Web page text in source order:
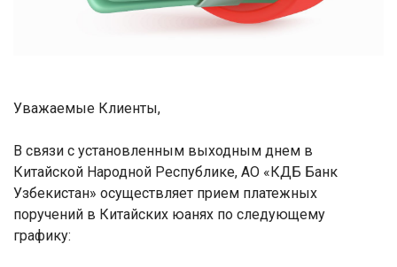
Уважаемые Клиенты,
В связи с установленным выходным днем в
Китайской Народной Республике, АО «КДБ Банк
Узбекистан» осуществляет прием платежных
поручений в Китайских юанях по следующему
графику: